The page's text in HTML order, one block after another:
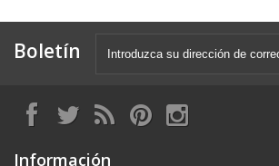
Boletín
Información